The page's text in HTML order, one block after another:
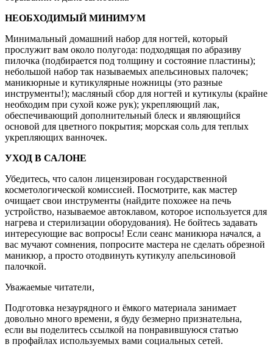
НЕОБХОДИМЫЙ МИНИМУМ
Минимальный домашний набор для ногтей, который
прослужит вам около полугода: подходящая по абразиву
пилочка (подбирается под толщину и состояние пластины);
небольшой набор так называемых апельсиновых палочек;
маникюрные и кутикулярные ножницы (это разные
инструменты!); масляный сбор для ногтей и кутикулы (крайне
необходим при сухой коже рук); укрепляющий лак,
обеспечивающий дополнительный блеск и являющийся
основой для цветного покрытия; морская соль для теплых
укрепляющих ванночек.
УХОД В САЛОНЕ
Убедитесь, что салон лицензирован государственной
косметологической комиссией. Посмотрите, как мастер
очищает свои инструменты (найдите похожее на печь
устройство, называемое автоклавом, которое используется для
нагрева и стерилизации оборудования). Не бойтесь задавать
интересующие вас вопросы! Если сеанс маникюра начался, а
вас мучают сомнения, попросите мастера не сделать обрезной
маникюр, а просто отодвинуть кутикулу апельсиновой
палочкой.
Уважаемые читатели,
Подготовка незаурядного и ёмкого материала занимает
довольно много времени, я буду безмерно признательна,
если вы поделитесь ссылкой на понравившуюся статью
в профайлах используемых вами социальных сетей.